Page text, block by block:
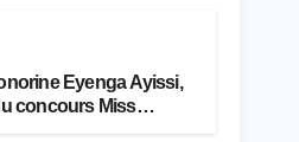
Eyenga Ayissi,
concours Miss